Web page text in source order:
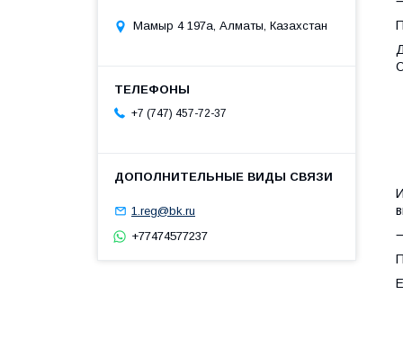
Мамыр 4 197а, Алматы, Казахстан
+7 (747) 457-72-37
1.reg@bk.ru
+77474577237